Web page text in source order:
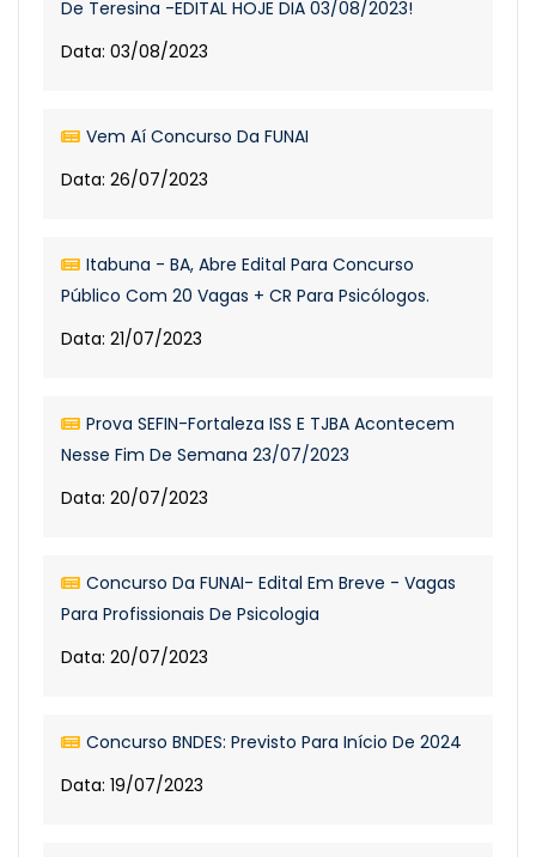
De Teresina -EDITAL HOJE DIA 03/08/2023!
Data: 03/08/2023
Vem Aí Concurso Da FUNAI
Data: 26/07/2023
Itabuna - BA, Abre Edital Para Concurso
Público Com 20 Vagas + CR Para Psicólogos.
Data: 21/07/2023
Prova SEFIN-Fortaleza ISS E TJBA Acontecem
Nesse Fim De Semana 23/07/2023
Data: 20/07/2023
Concurso Da FUNAI- Edital Em Breve - Vagas
Para Profissionais De Psicologia
Data: 20/07/2023
Concurso BNDES: Previsto Para Início De 2024
Data: 19/07/2023